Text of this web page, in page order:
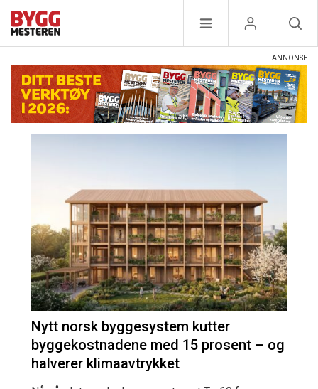
Nytt norsk byggesystem kutter
byggekostnadene med 15 prosent – og
halverer klimaavtrykket